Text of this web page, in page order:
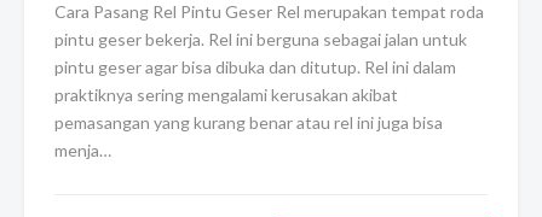
Cara Pasang Rel Pintu Geser Rel merupakan tempat roda
pintu geser bekerja. Rel ini berguna sebagai jalan untuk
pintu geser agar bisa dibuka dan ditutup. Rel ini dalam
praktiknya sering mengalami kerusakan akibat
pemasangan yang kurang benar atau rel ini juga bisa
menja…